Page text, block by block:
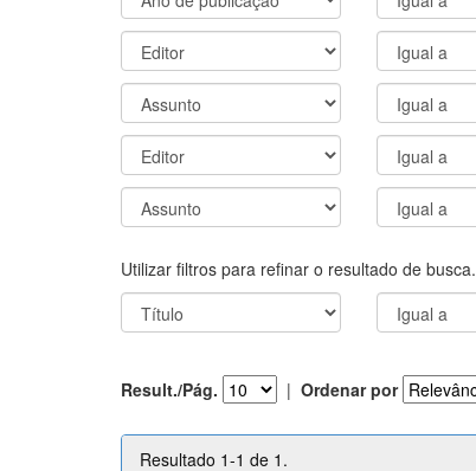
Utilizar filtros para refinar o resultado de busca.
Result./Pág. | Ordenar por
Resultado 1-1 de 1.